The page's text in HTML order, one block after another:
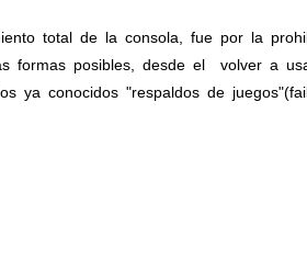
total de la consola, fue por la
formas posibles, desde el volver a
ya conocidos "respaldos de